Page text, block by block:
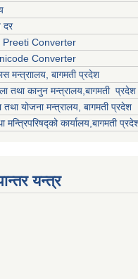
दर
Preeti Converter
Converter
मन्त्राालय, बागमती प्रदेश
तथा कानुन मन्त्रालय,बागमती प्रदेश
तथा योजना मन्त्रालय, बागमती प्रदेश
मन्त्रिपरिषद्को कार्यालय,बागमती
यन्त्र